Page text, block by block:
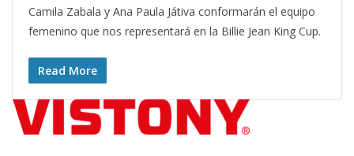
Camila Zabala y Ana Paula Játiva conformarán el equipo
femenino que nos representará en la Billie Jean King Cup.
Read More